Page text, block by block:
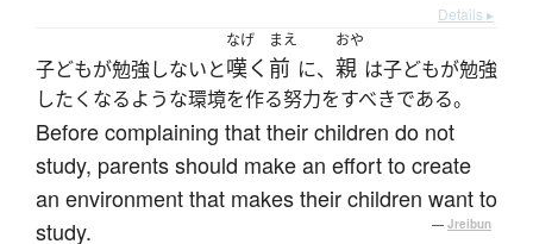
Details ▸
子どもが勉強しないと
なげ
嘆く
まえ
前 に、
おや
親 は子どもが勉強
したくなるような環境を作る努力をすべきである。
Before complaining that their children do not
study, parents should make an effort to create
an environment that makes their children want to
study.
— Jreibun